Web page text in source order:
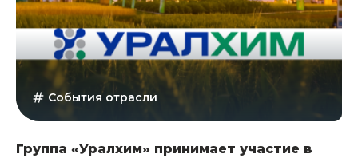
События отрасли
Группа «Уралхим» принимает участие в